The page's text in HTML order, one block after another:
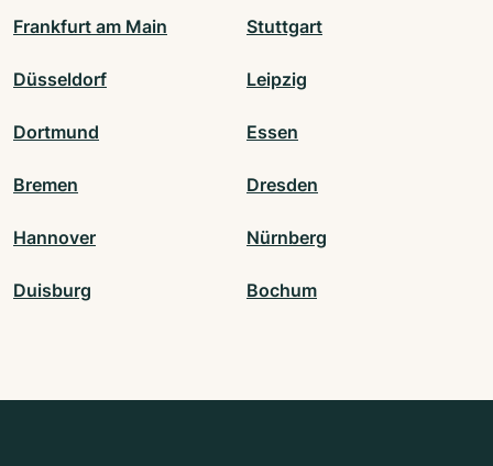
Frankfurt am Main Stuttgart
Düsseldorf Leipzig
Dortmund Essen
Bremen Dresden
Hannover Nürnberg
Duisburg Bochum